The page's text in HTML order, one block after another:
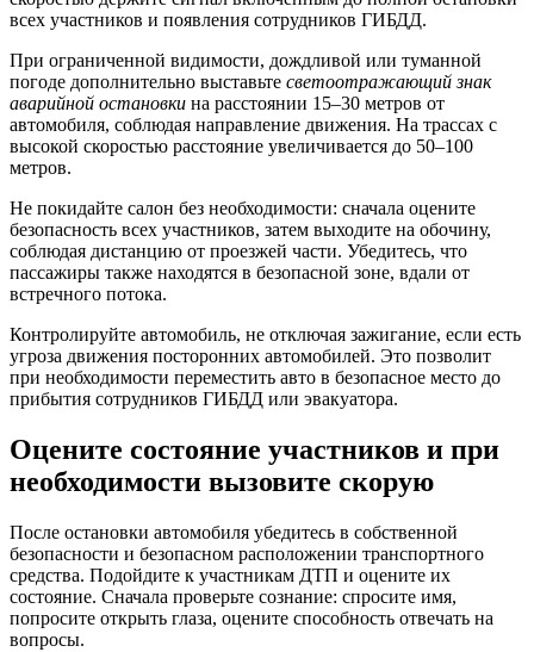
всех участников и появления сотрудников ГИБДД.
При ограниченной видимости, дождливой или туманной
погоде дополнительно выставьте светоотражающий знак
аварийной остановки на расстоянии 15–30 метров от
автомобиля, соблюдая направление движения. На трассах с
высокой скоростью расстояние увеличивается до 50–100
метров.
Не покидайте салон без необходимости: сначала оцените
безопасность всех участников, затем выходите на обочину,
соблюдая дистанцию от проезжей части. Убедитесь, что
пассажиры также находятся в безопасной зоне, вдали от
встречного потока.
Контролируйте автомобиль, не отключая зажигание, если есть
угроза движения посторонних автомобилей. Это позволит
при необходимости переместить авто в безопасное место до
прибытия сотрудников ГИБДД или эвакуатора.
Оцените состояние участников и при
необходимости вызовите скорую
После остановки автомобиля убедитесь в собственной
безопасности и безопасном расположении транспортного
средства. Подойдите к участникам ДТП и оцените их
состояние. Сначала проверьте сознание: спросите имя,
попросите открыть глаза, оцените способность отвечать на
вопросы.